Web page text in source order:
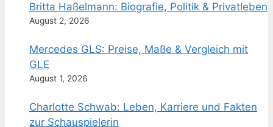
Britta Haßelmann: Biografie, Politik & Privatleben
August 2, 2026
Mercedes GLS: Preise, Maße & Vergleich mit
GLE
August 1, 2026
Charlotte Schwab: Leben, Karriere und Fakten
zur Schauspielerin